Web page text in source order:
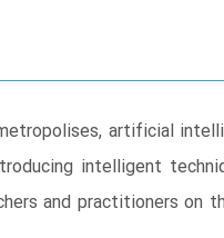
artificial
intelligent
and practitioners on